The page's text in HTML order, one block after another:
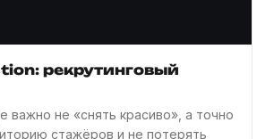
рекрутинговый
важно не «снять красиво», а точно
стажёров и не потерять